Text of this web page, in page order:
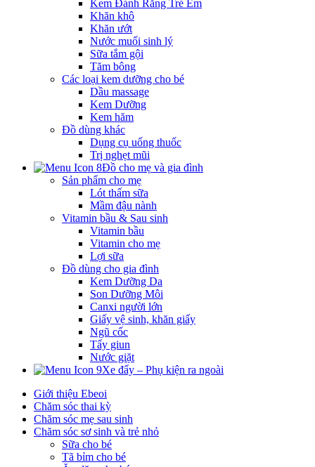
Kem Đánh Răng Trẻ Em
Khăn khô
Khăn ướt
Nước muối sinh lý
Sữa tắm gội
Tăm bông
Các loại kem dưỡng cho bé
Dầu massage
Kem Dưỡng
Kem hăm
Đồ dùng khác
Dụng cụ uống thuốc
Trị nghẹt mũi
Đồ cho mẹ và gia đình
Sản phẩm cho mẹ
Lót thấm sữa
Mầm đậu nành
Vitamin bầu & Sau sinh
Vitamin bầu
Vitamin cho mẹ
Lợi sữa
Đồ dùng cho gia đình
Kem Dưỡng Da
Son Dưỡng Môi
Canxi người lớn
Giấy vệ sinh, khăn giấy
Ngũ cốc
Tẩy giun
Nước giặt
Xe đẩy – Phụ kiện ra ngoài
Giới thiệu Ebeoi
Chăm sóc thai kỳ
Chăm sóc mẹ sau sinh
Chăm sóc sơ sinh và trẻ nhỏ
Sữa cho bé
Tã bỉm cho bé